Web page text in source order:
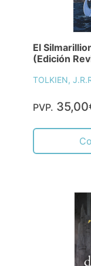
El
(Edición
TOLKIEN,
PVP.